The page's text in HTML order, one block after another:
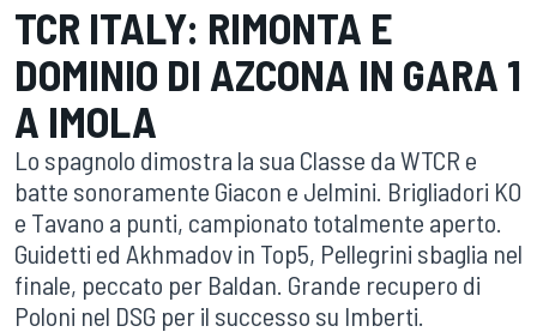
TCR ITALY: RIMONTA E
DOMINIO DI AZCONA IN GARA 1
A IMOLA
Lo spagnolo dimostra la sua Classe da WTCR e
batte sonoramente Giacon e Jelmini. Brigliadori KO
e Tavano a punti, campionato totalmente aperto.
Guidetti ed Akhmadov in Top5, Pellegrini sbaglia nel
finale, peccato per Baldan. Grande recupero di
Poloni nel DSG per il successo su Imberti.